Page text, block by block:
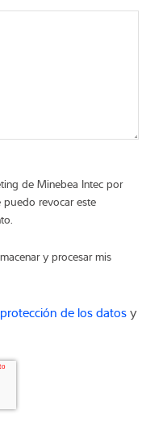
de Minebea Intec por
revocar este
y procesar mis
protección de los datosy